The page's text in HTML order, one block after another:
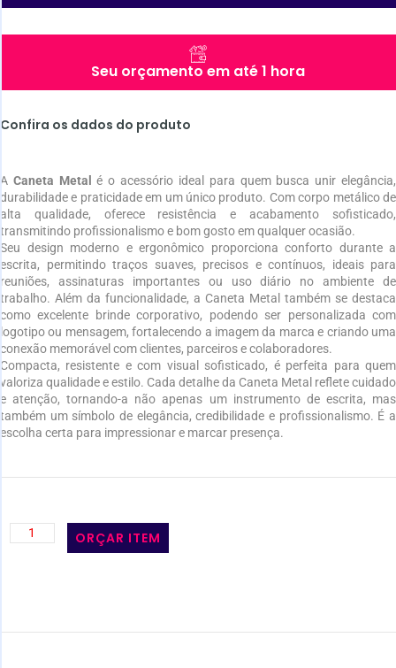
Seu orçamento em até 1 hora
Confira os dados do produto
A Caneta Metal
é o acessório ideal para quem busca unir elegância,
durabilidade e praticidade em um único produto. Com corpo metálico de
alta qualidade, oferece resistência e acabamento sofisticado,
transmitindo profissionalismo e bom gosto em qualquer ocasião.
Seu design moderno e ergonômico proporciona conforto durante a
escrita, permitindo traços suaves, precisos e contínuos, ideais para
reuniões, assinaturas importantes ou uso diário no ambiente de
trabalho. Além da funcionalidade, a Caneta Metal também se destaca
como excelente brinde corporativo, podendo ser personalizada com
logotipo ou mensagem, fortalecendo a imagem da marca e criando uma
conexão memorável com clientes, parceiros e colaboradores.
Compacta, resistente e com visual sofisticado, é perfeita para quem
valoriza qualidade e estilo. Cada detalhe da Caneta Metal reflete cuidado
e atenção, tornando-a não apenas um instrumento de escrita, mas
também um símbolo de elegância, credibilidade e profissionalismo. É a
escolha certa para impressionar e marcar presença.
ORÇAR ITEM